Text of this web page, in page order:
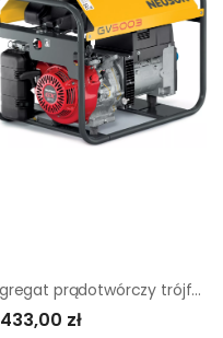
Agregat prądotwórczy trójfazowy Wacker Neuson GV 5003A
zł